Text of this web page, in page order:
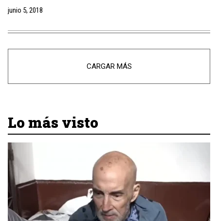
junio 5, 2018
CARGAR MÁS
Lo más visto